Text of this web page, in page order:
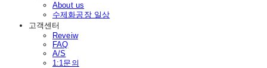
About us
수제화공장 일상
고객센터
Reveiw
FAQ
A/S
1:1문의